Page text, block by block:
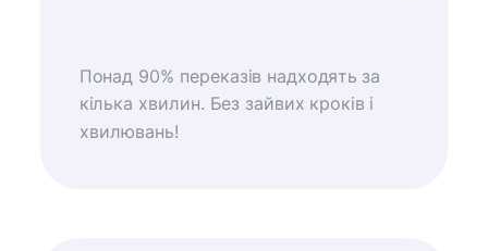
Понад 90% переказів надходять за
кілька хвилин. Без зайвих кроків і
хвилювань!